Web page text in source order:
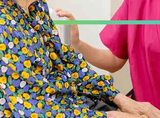
リハビリテーション
在宅サービス
病院案内
医療・介護・福祉関係者の方へ